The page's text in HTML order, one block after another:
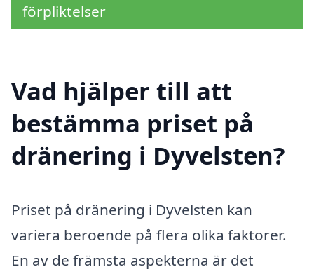
förpliktelser
Vad hjälper till att
bestämma priset på
dränering i Dyvelsten?
Priset på dränering i Dyvelsten kan
variera beroende på flera olika faktorer.
En av de främsta aspekterna är det